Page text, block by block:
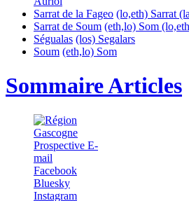
Sarrat de la Fageo (lo,eth) Sarrat
Sarrat de Soum (eth,lo) Som
Ségualas (los) Segalars
Soum (eth,lo) Som
Sommaire Articles